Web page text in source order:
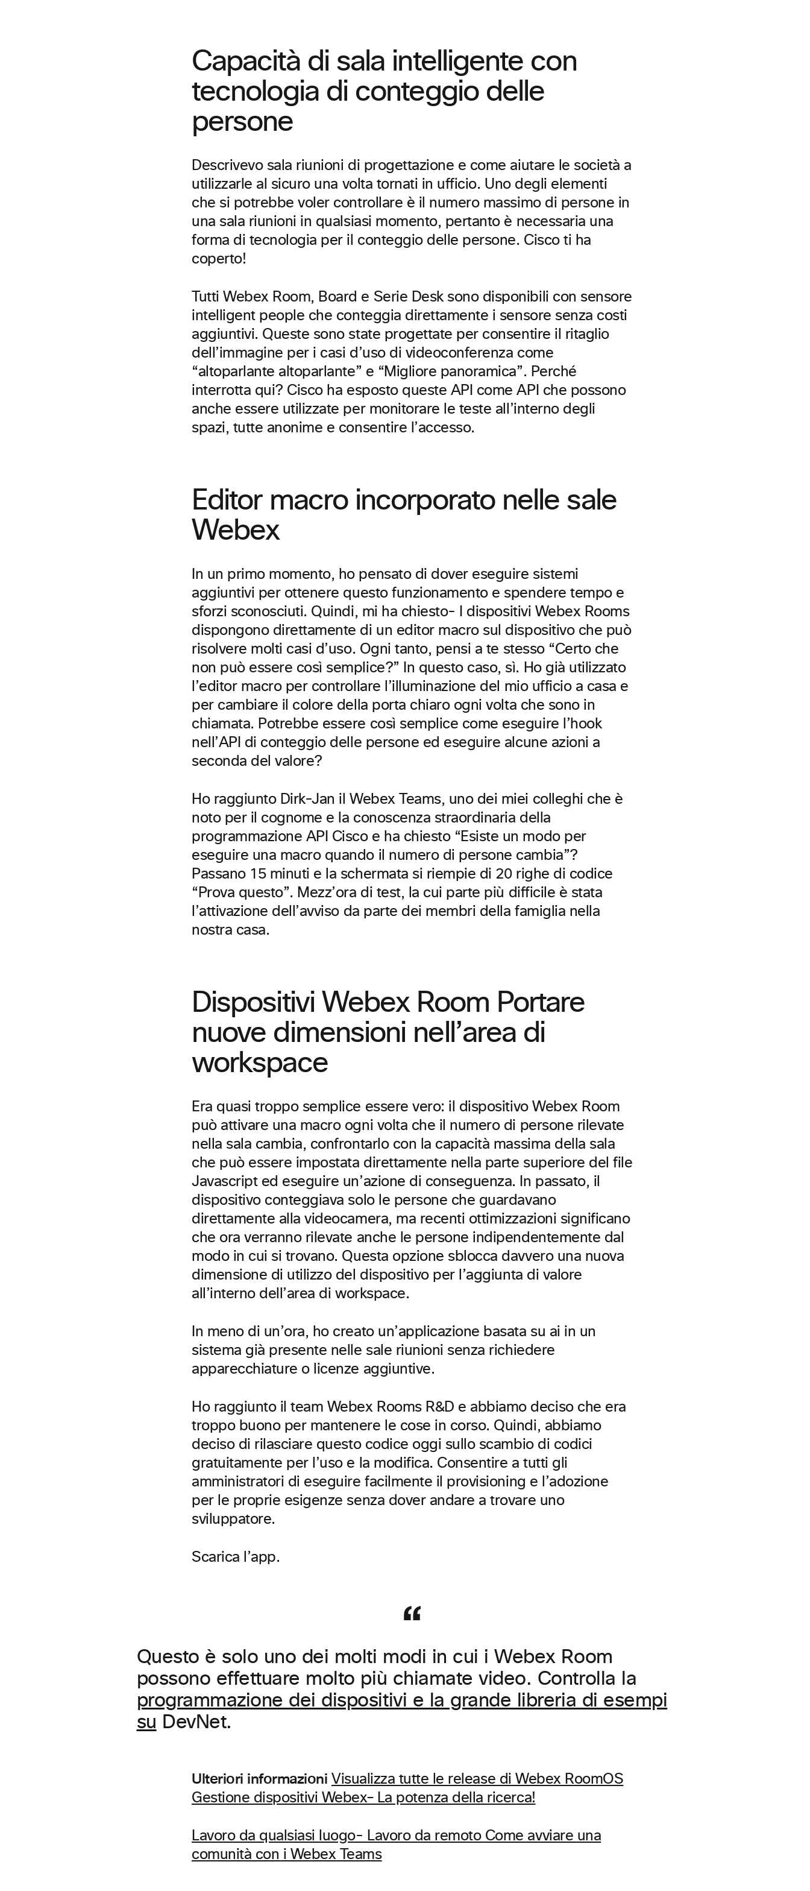
Capacità di sala intelligente con
tecnologia di conteggio delle
persone
Descrivevo sala riunioni di progettazione e come aiutare le società a
utilizzarle al sicuro una volta tornati in ufficio. Uno degli elementi
che si potrebbe voler controllare è il numero massimo di persone in
una sala riunioni in qualsiasi momento, pertanto è necessaria una
forma di tecnologia per il conteggio delle persone. Cisco ti ha
coperto!
Tutti Webex Room, Board e Serie Desk sono disponibili con sensore
intelligent people che conteggia direttamente i sensore senza costi
aggiuntivi. Queste sono state progettate per consentire il ritaglio
dell’immagine per i casi d’uso di videoconferenza come
“altoparlante altoparlante” e “Migliore panoramica”. Perché
interrotta qui? Cisco ha esposto queste API come API che possono
anche essere utilizzate per monitorare le teste all’interno degli
spazi, tutte anonime e consentire l’accesso.
Editor macro incorporato nelle sale
Webex
In un primo momento, ho pensato di dover eseguire sistemi
aggiuntivi per ottenere questo funzionamento e spendere tempo e
sforzi sconosciuti. Quindi, mi ha chiesto- I dispositivi Webex Rooms
dispongono direttamente di un editor macro sul dispositivo che può
risolvere molti casi d’uso. Ogni tanto, pensi a te stesso “Certo che
non può essere così semplice?” In questo caso, sì. Ho già utilizzato
l’editor macro per controllare l’illuminazione del mio ufficio a casa e
per cambiare il colore della porta chiaro ogni volta che sono in
chiamata. Potrebbe essere così semplice come eseguire l’hook
nell’API di conteggio delle persone ed eseguire alcune azioni a
seconda del valore?
Ho raggiunto Dirk-Jan il Webex Teams, uno dei miei colleghi che è
noto per il cognome e la conoscenza straordinaria della
programmazione API Cisco e ha chiesto “Esiste un modo per
eseguire una macro quando il numero di persone cambia”?
Passano 15 minuti e la schermata si riempie di 20 righe di codice
“Prova questo”. Mezz’ora di test, la cui parte più difficile è stata
l’attivazione dell’avviso da parte dei membri della famiglia nella
nostra casa.
Dispositivi Webex Room Portare
nuove dimensioni nell’area di
workspace
Era quasi troppo semplice essere vero: il dispositivo Webex Room
può attivare una macro ogni volta che il numero di persone rilevate
nella sala cambia, confrontarlo con la capacità massima della sala
che può essere impostata direttamente nella parte superiore del file
Javascript ed eseguire un’azione di conseguenza. In passato, il
dispositivo conteggiava solo le persone che guardavano
direttamente alla videocamera, ma recenti ottimizzazioni significano
che ora verranno rilevate anche le persone indipendentemente dal
modo in cui si trovano. Questa opzione sblocca davvero una nuova
dimensione di utilizzo del dispositivo per l’aggiunta di valore
all’interno dell’area di workspace.
In meno di un’ora, ho creato un’applicazione basata su ai in un
sistema già presente nelle sale riunioni senza richiedere
apparecchiature o licenze aggiuntive.
Ho raggiunto il team Webex Rooms R&D e abbiamo deciso che era
troppo buono per mantenere le cose in corso. Quindi, abbiamo
deciso di rilasciare questo codice oggi sullo scambio di codici
gratuitamente per l’uso e la modifica. Consentire a tutti gli
amministratori di eseguire facilmente il provisioning e l’adozione
per le proprie esigenze senza dover andare a trovare uno
sviluppatore.
Scarica l’app.
Questo è solo uno dei molti modi in cui i Webex Room
possono effettuare molto più chiamate video. Controlla la
programmazione dei dispositivi e la grande libreria di esempi
su DevNet.
Ulteriori informazioni Visualizza tutte le release di Webex RoomOS
Gestione dispositivi Webex– La potenza della ricerca!
Lavoro da qualsiasi luogo- Lavoro da remoto Come avviare una
comunità con i Webex Teams